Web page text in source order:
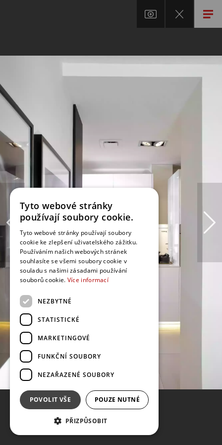
Tyto webové stránky
používají soubory cookie.
Tyto webové stránky používají soubory
cookie ke zlepšení uživatelského zážitku.
Používáním našich webových stránek
souhlasíte se všemi soubory cookie v
souladu s našimi zásadami používání
souborů cookie. Více informací
NEZBYTNÉ
STATISTICKÉ
MARKETINGOVÉ
FUNKČNÍ SOUBORY
NEZAŘAZENÉ SOUBORY
POVOLIT VŠE POUZE NUTNÉ
PŘIZPŮSOBIT